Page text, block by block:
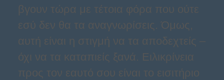
βγουν τώρα με τέτοια φόρα που ούτε
εσύ δεν θα τα αναγνωρίσεις. Όμως,
αυτή είναι η στιγμή να τα αποδεχτείς –
όχι να τα καταπιείς ξανά. Ειλικρίνεια
προς τον εαυτό σου είναι το εισιτήριο